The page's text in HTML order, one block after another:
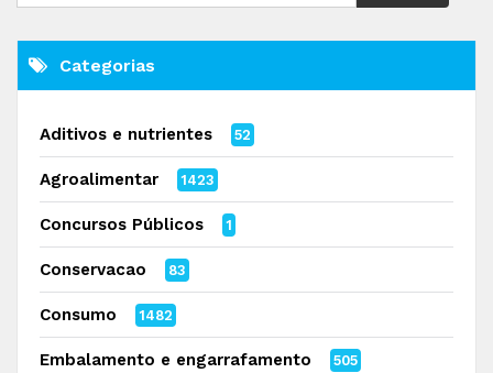
Categorias
Aditivos e nutrientes 52
Agroalimentar 1423
Concursos Públicos 1
Conservacao 83
Consumo 1482
Embalamento e engarrafamento 505